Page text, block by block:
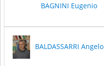
BAGNINI Eugenio
BALDASSARRI Angelo